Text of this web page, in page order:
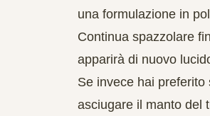
una formulazione in
Continua spazzolare
apparirà di nuovo
Se invece hai
asciugare il manto del